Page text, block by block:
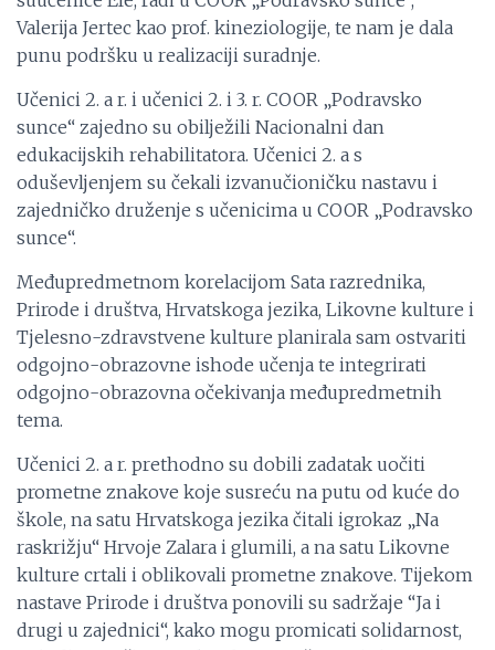
Valerija Jertec kao prof. kineziologije, te nam je dala
punu podršku u realizaciji suradnje.
Učenici 2. a r. i učenici 2. i 3. r. COOR „Podravsko
sunce“ zajedno su obilježili Nacionalni dan
edukacijskih rehabilitatora. Učenici 2. a s
oduševljenjem su čekali izvanučioničku nastavu i
zajedničko druženje s učenicima u COOR „Podravsko
sunce“.
Međupredmetnom korelacijom Sata razrednika,
Prirode i društva, Hrvatskoga jezika, Likovne kulture i
Tjelesno-zdravstvene kulture planirala sam ostvariti
odgojno-obrazovne ishode učenja te integrirati
odgojno-obrazovna očekivanja međupredmetnih
tema.
Učenici 2. a r. prethodno su dobili zadatak uočiti
prometne znakove koje susreću na putu od kuće do
škole, na satu Hrvatskoga jezika čitali igrokaz „Na
raskrižju“ Hrvoje Zalara i glumili, a na satu Likovne
kulture crtali i oblikovali prometne znakove. Tijekom
nastave Prirode i društva ponovili su sadržaje “Ja i
drugi u zajednici“, kako mogu promicati solidarnost,